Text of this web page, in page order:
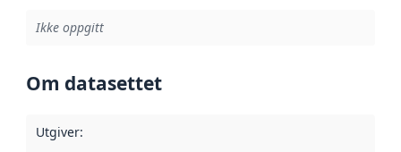
Ikke oppgitt
Om datasettet
Utgiver: